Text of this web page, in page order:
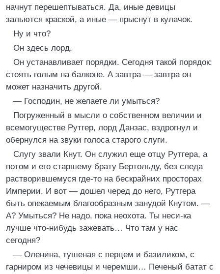
начнут перешептываться. Да, иные девицы
зальются краской, а иные — прыснут в кулачок.
Ну и что?
Он здесь лорд.
Он устанавливает порядки. Сегодня такой порядок:
стоять голым на балконе. А завтра — завтра он
может назначить другой.
— Господин, не желаете ли умыться?
Погруженный в мысли о собственном величии и
всемогуществе Рутгер, лорд Данзас, вздрогнул и
обернулся на звуки голоса старого слуги.
Слугу звали Кнут. Он служил еще отцу Рутгера, а
потом и его старшему брату Бертольду, без следа
растворившемуся где-то на бескрайних просторах
Империи. И вот — дошел черед до него, Рутгера
быть опекаемым благообразным занудой Кнутом. —
А? Умыться? Не надо, пока неохота. Ты неси-ка
лучше что-нибудь зажевать… Что там у нас
сегодня?
— Оленина, тушеная с перцем и базиликом, с
гарниром из чечевицы и черемши… Печеный батат с